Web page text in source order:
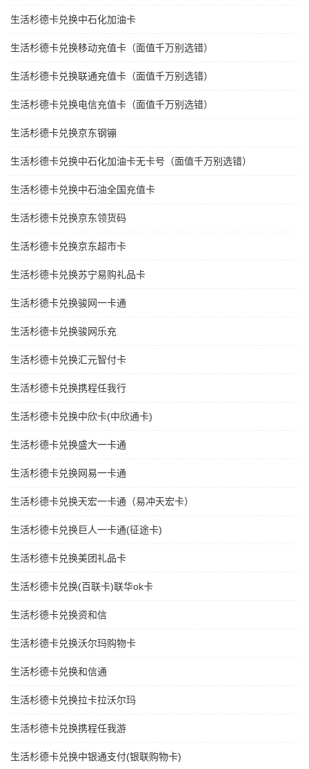
生活杉德卡兑换中石化加油卡
生活杉德卡兑换移动充值卡（面值千万别选错）
生活杉德卡兑换联通充值卡（面值千万别选错）
生活杉德卡兑换电信充值卡（面值千万别选错）
生活杉德卡兑换京东钢镚
生活杉德卡兑换中石化加油卡无卡号（面值千万别选错）
生活杉德卡兑换中石油全国充值卡
生活杉德卡兑换京东领货码
生活杉德卡兑换京东超市卡
生活杉德卡兑换苏宁易购礼品卡
生活杉德卡兑换骏网一卡通
生活杉德卡兑换骏网乐充
生活杉德卡兑换汇元智付卡
生活杉德卡兑换携程任我行
生活杉德卡兑换中欣卡(中欣通卡)
生活杉德卡兑换盛大一卡通
生活杉德卡兑换网易一卡通
生活杉德卡兑换天宏一卡通（易冲天宏卡）
生活杉德卡兑换巨人一卡通(征途卡)
生活杉德卡兑换美团礼品卡
生活杉德卡兑换(百联卡)联华ok卡
生活杉德卡兑换资和信
生活杉德卡兑换沃尔玛购物卡
生活杉德卡兑换和信通
生活杉德卡兑换拉卡拉沃尔玛
生活杉德卡兑换携程任我游
生活杉德卡兑换中银通支付(银联购物卡)